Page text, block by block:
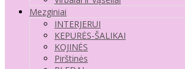
Mezginiai
INTERJERUI
KEPURĖS-ŠALIKAI
KOJINĖS
Pirštinės